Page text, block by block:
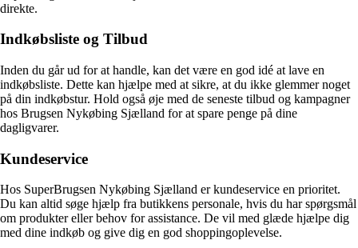
direkte.
Indkøbsliste og Tilbud
Inden du går ud for at handle, kan det være en god idé at lave en
indkøbsliste. Dette kan hjælpe med at sikre, at du ikke glemmer noget
på din indkøbstur. Hold også øje med de seneste tilbud og kampagner
hos Brugsen Nykøbing Sjælland for at spare penge på dine
dagligvarer.
Kundeservice
Hos SuperBrugsen Nykøbing Sjælland er kundeservice en prioritet.
Du kan altid søge hjælp fra butikkens personale, hvis du har spørgsmål
om produkter eller behov for assistance. De vil med glæde hjælpe dig
med dine indkøb og give dig en god shoppingoplevelse.